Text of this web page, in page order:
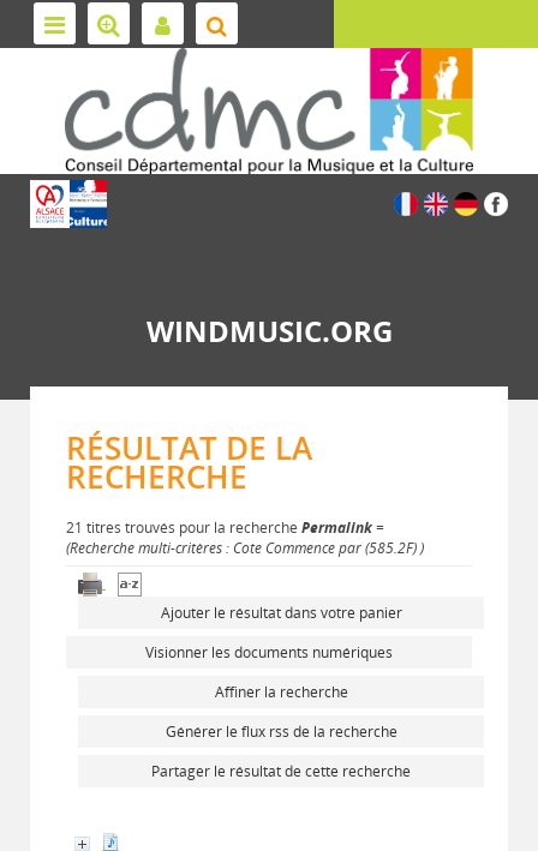
WINDMUSIC.ORG
RÉSULTAT DE LA
RECHERCHE
21 titres trouvés pour la recherche Permalink=
(Recherche multi-critères : Cote Commence par (585.2F) )
Ajouter le résultat dans votre panier
Visionner les documents numériques
Affiner la recherche
Générer le flux rss de la recherche
Partager le résultat de cette recherche